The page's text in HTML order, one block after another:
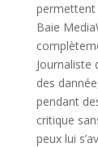
permettent
Baie
des
pendant
critique
peux lui